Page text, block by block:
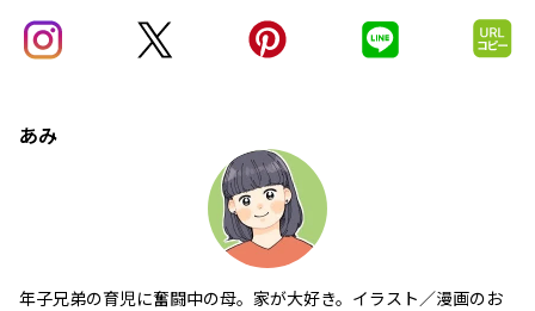
あみ
年子兄弟の育児に奮闘中の母。家が大好き。イラスト／漫画のお